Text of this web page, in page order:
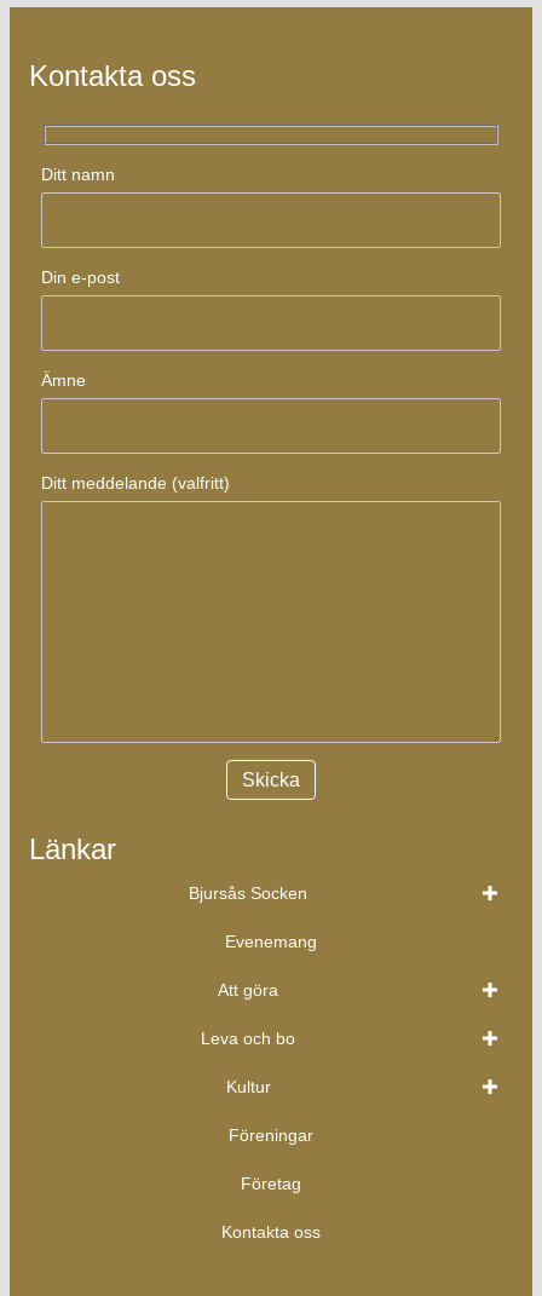
Kontakta oss
Ditt namn
Din e-post
Ämne
Ditt meddelande (valfritt)
Länkar
Bjursås Socken
Evenemang
Att göra
Leva och bo
Kultur
Föreningar
Företag
Kontakta oss